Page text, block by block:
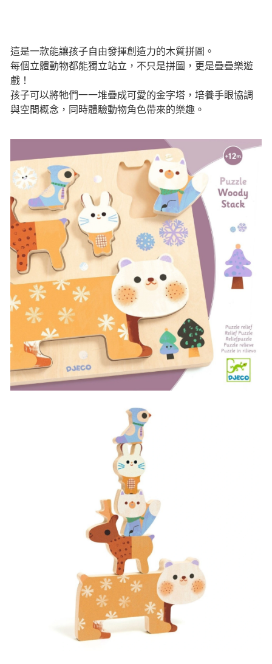
這是一款能讓孩子自由發揮創造力的木質拼圖。
每個立體動物都能獨立站立，不只是拼圖，更是疊疊樂遊
戲！
孩子可以將牠們一一堆疊成可愛的金字塔，培養手眼協調
與空間概念，同時體驗動物角色帶來的樂趣。